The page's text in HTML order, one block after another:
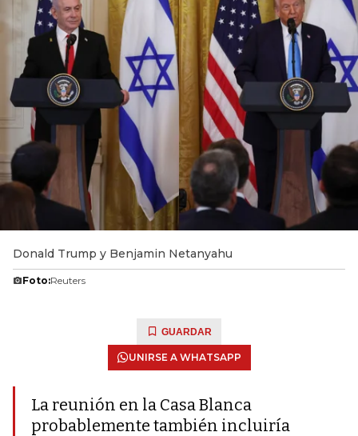
Donald Trump y Benjamin Netanyahu
Foto:Reuters
GUARDAR
UNIRSE A WHATSAPP
La reunión en la Casa Blanca
probablemente también incluiría